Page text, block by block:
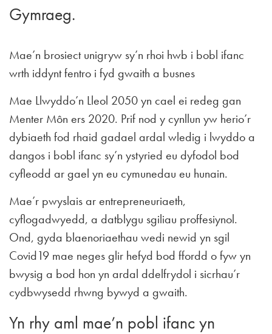
Gymraeg.
Mae’n brosiect unigryw sy’n rhoi hwb i bobl ifanc
wrth iddynt fentro i fyd gwaith a busnes
Mae Llwyddo’n Lleol 2050 yn cael ei redeg gan
Menter Môn ers 2020. Prif nod y cynllun yw herio’r
dybiaeth fod rhaid gadael ardal wledig i lwyddo a
dangos i bobl ifanc sy’n ystyried eu dyfodol bod
cyfleodd ar gael yn eu cymunedau eu hunain.
Mae’r pwyslais ar entrepreneuriaeth,
cyflogadwyedd, a datblygu sgiliau proffesiynol.
Ond, gyda blaenoriaethau wedi newid yn sgil
Covid19 mae neges glir hefyd bod ffordd o fyw yn
bwysig a bod hon yn ardal ddelfrydol i sicrhau’r
cydbwysedd rhwng bywyd a gwaith.
Yn rhy aml mae’n pobl ifanc yn